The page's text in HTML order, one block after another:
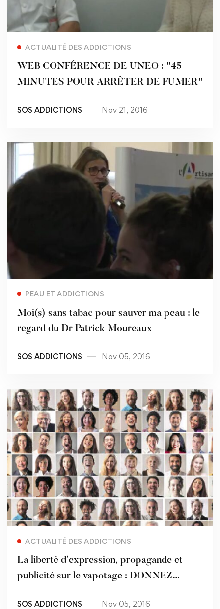
ACTUALITÉ DES ADDICTIONS
WEB CONFÉRENCE DE UNEO : "45
MINUTES POUR ARRÊTER DE FUMER"
SOS ADDICTIONS Nov 21, 2016
PEAU ET ADDICTIONS
Moi(s) sans tabac pour sauver ma peau : le
regard du Dr Patrick Moureaux
SOS ADDICTIONS Nov 05, 2016
ACTUALITÉ DES ADDICTIONS
La liberté d’expression, propagande et
publicité sur le vapotage : DONNEZ
SOS ADDICTIONS Nov 05, 2016